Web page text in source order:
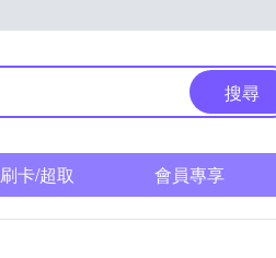
搜尋
刷卡/超取 會員專享